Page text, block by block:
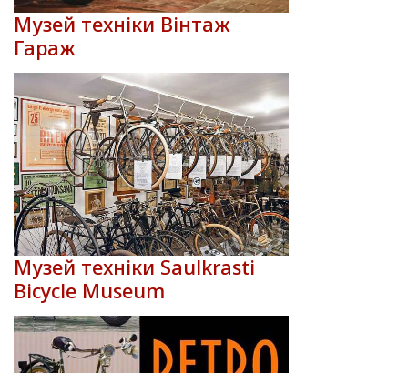
Музей техніки Вінтаж
Гараж
Музей техніки Saulkrasti
Bicycle Museum